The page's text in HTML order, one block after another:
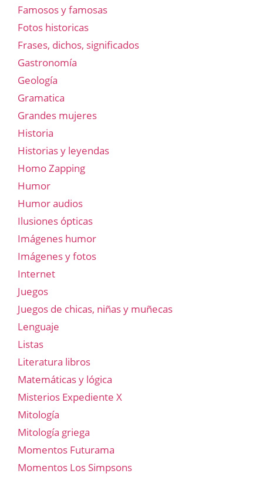
Famosos y famosas
Fotos historicas
Frases, dichos, significados
Gastronomía
Geología
Gramatica
Grandes mujeres
Historia
Historias y leyendas
Homo Zapping
Humor
Humor audios
Ilusiones ópticas
Imágenes humor
Imágenes y fotos
Internet
Juegos
Juegos de chicas, niñas y muñecas
Lenguaje
Listas
Literatura libros
Matemáticas y lógica
Misterios Expediente X
Mitología
Mitología griega
Momentos Futurama
Momentos Los Simpsons